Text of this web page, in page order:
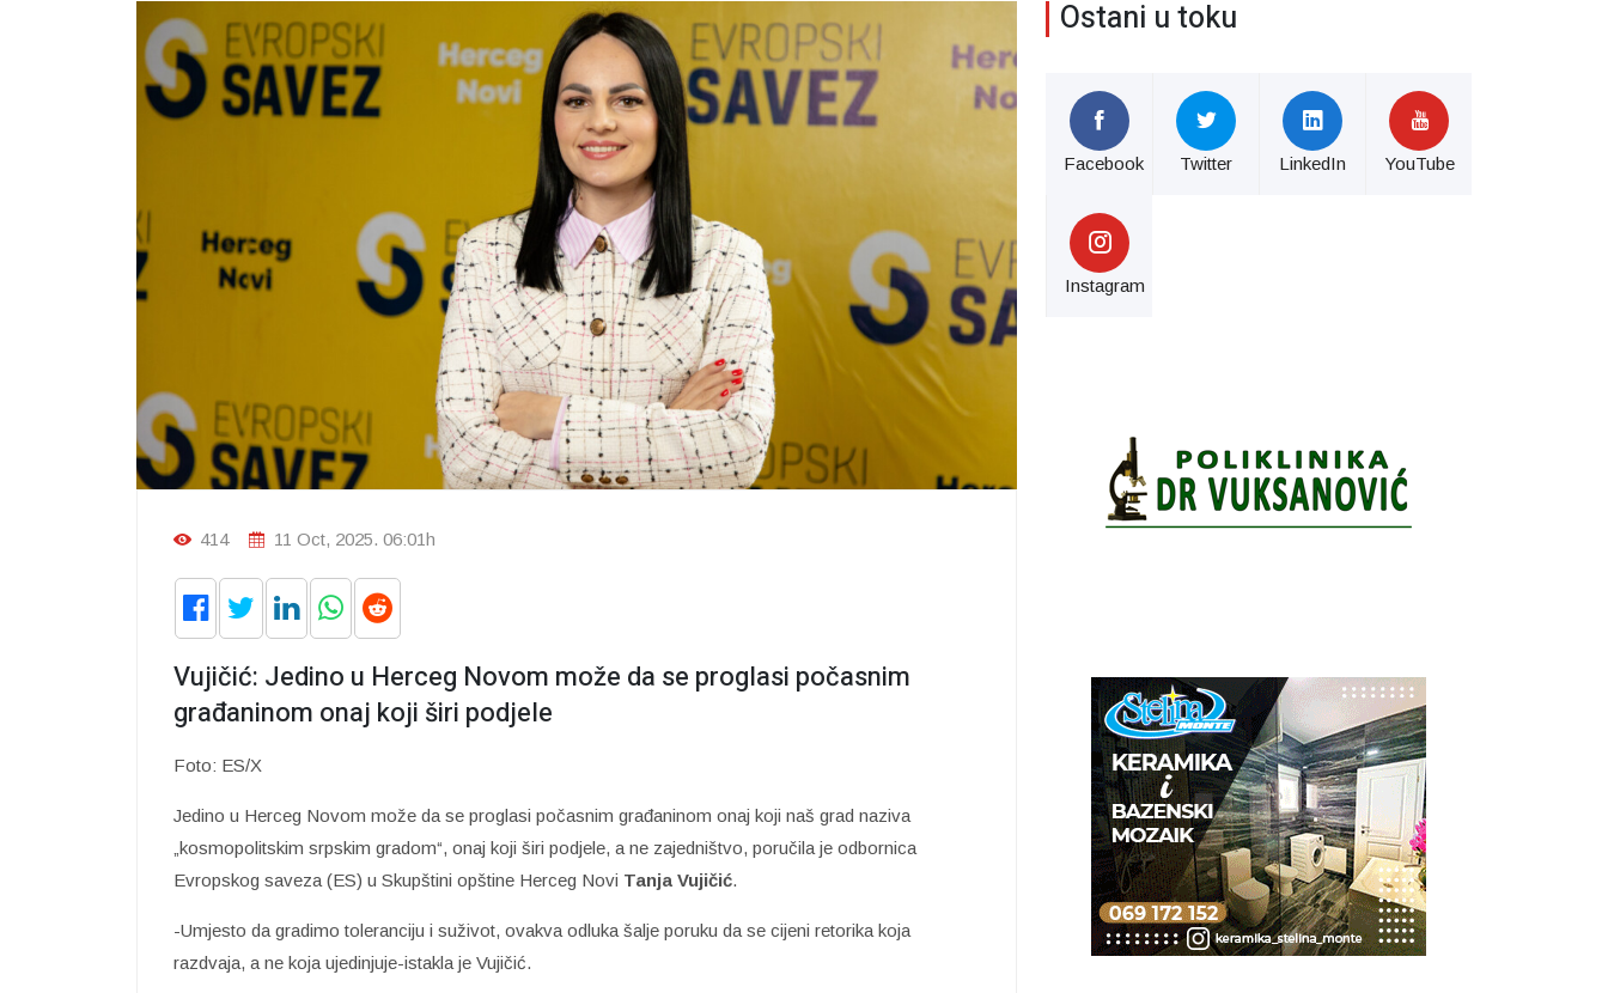
414 11 Oct, 2025. 06:01h
Vujičić: Jedino u Herceg Novom može da se proglasi počasnim
građaninom onaj koji širi podjele
Foto: ES/X
Jedino u Herceg Novom može da se proglasi počasnim građaninom onaj koji naš grad naziva
„kosmopolitskim srpskim gradom“, onaj koji širi podjele, a ne zajedništvo, poručila je odbornica
Evropskog saveza (ES) u Skupštini opštine Herceg Novi Tanja Vujičić.
-Umjesto da gradimo toleranciju i suživot, ovakva odluka šalje poruku da se cijeni retorika koja
razdvaja, a ne koja ujedinjuje-istakla je Vujičić.
Ostani u toku
Facebook Twitter LinkedIn YouTube
Instagram